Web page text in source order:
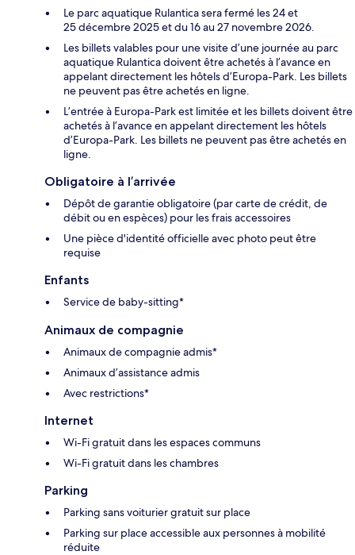
Le parc aquatique Rulantica sera fermé les 24 et
25 décembre 2025 et du 16 au 27 novembre 2026.
Les billets valables pour une visite d’une journée au parc
aquatique Rulantica doivent être achetés à l’avance en
appelant directement les hôtels d’Europa-Park. Les billets
ne peuvent pas être achetés en ligne.
L’entrée à Europa-Park est limitée et les billets doivent être
achetés à l’avance en appelant directement les hôtels
d’Europa-Park. Les billets ne peuvent pas être achetés en
ligne.
Obligatoire à l’arrivée
Dépôt de garantie obligatoire (par carte de crédit, de
débit ou en espèces) pour les frais accessoires
Une pièce d'identité officielle avec photo peut être
requise
Enfants
Service de baby-sitting*
Animaux de compagnie
Animaux de compagnie admis*
Animaux d’assistance admis
Avec restrictions*
Internet
Wi-Fi gratuit dans les espaces communs
Wi-Fi gratuit dans les chambres
Parking
Parking sans voiturier gratuit sur place
Parking sur place accessible aux personnes à mobilité
réduite